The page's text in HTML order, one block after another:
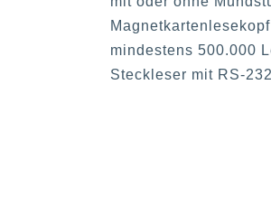
mindestens 500.000
Steckleser mit RS-